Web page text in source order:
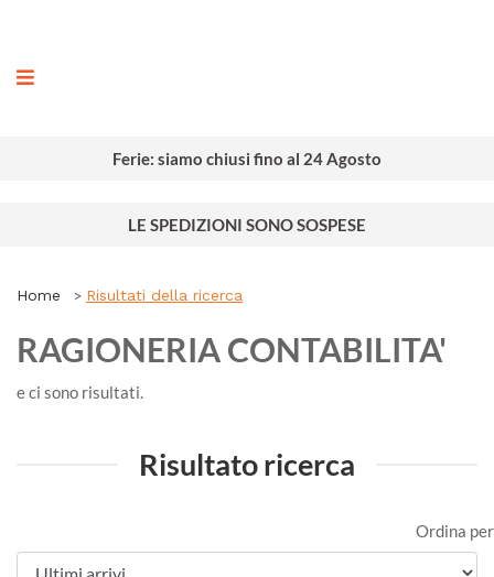
Ferie: siamo chiusi fino al 24 Agosto
LE SPEDIZIONI SONO SOSPESE
Home Risultati della ricerca
RAGIONERIA CONTABILITA'
e ci sono risultati.
Risultato ricerca
Ordina per